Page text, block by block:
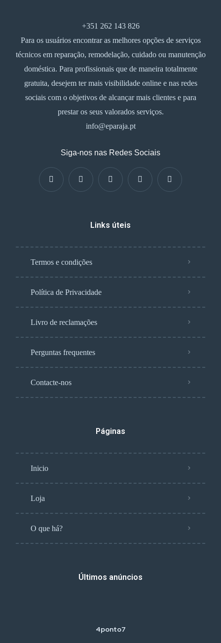
+351 262 143 826
Para os usuários encontrar as melhores opções de serviços
técnicos em reparação, remodelação, cuidado ou manutenção
doméstica. Para profissionais que de maneira totalmente
gratuita, desejem ter mais visibilidade online e nas redes
sociais com o objetivos de alcançar mais clientes e para
prestar os seus valorados serviços.
info@eparaja.pt
Siga-nos nas Redes Sociais
Links úteis
Termos e condições
Política de Privacidade
Livro de reclamações
Perguntas frequentes
Contacte-nos
Páginas
Inicio
Loja
O que há?
Últimos anúncios
4ponto7